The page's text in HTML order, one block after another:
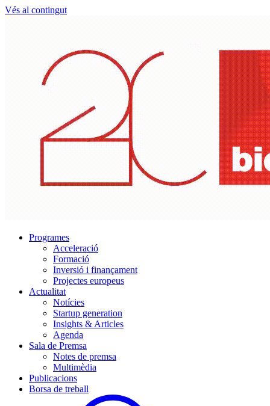
Vés al contingut
Programes
Acceleració
Formació
Inversió i finançament
Projectes europeus
Actualitat
Notícies
Startup generation
Insights & Articles
Agenda
Sala de Premsa
Notes de premsa
Multimèdia
Publicacions
Borsa de treball